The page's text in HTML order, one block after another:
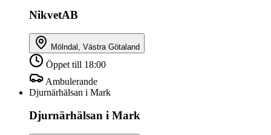
NikvetAB
Mölndal, Västra Götaland
Öppet till 18:00
Ambulerande
Djurnärhälsan i Mark
Djurnärhälsan i Mark